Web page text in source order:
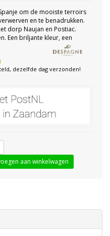
om de mooiste terroirs
en te benadrukken.
dorp Naujan en Postiac.
Een briljante kleur, een
dezelfde dag verzonden!
aan winkelwagen